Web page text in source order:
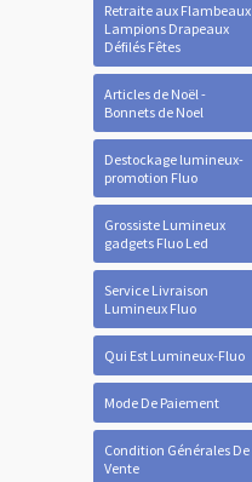
Retraite aux Flambeaux
Lampions Drapeaux
Défilés Fêtes
Articles de Noël -
Bonnets de Noel
Destockage lumineux-
promotion Fluo
Grossiste Lumineux
gadgets Fluo Led
Service Livraison
Lumineux Fluo
Qui Est Lumineux-Fluo
Mode De Paiement
Condition Générales De
Vente